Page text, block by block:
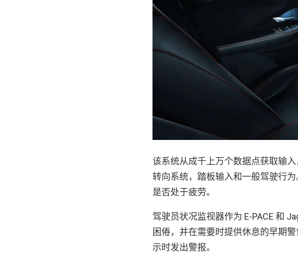
该系统从成千上万个数据点获取输
转向系统，踏板输入和一般驾驶行
是否处于疲劳。
驾驶员状况监视器作为 E-PACE 和
困倦，并在需要时提供休息的早期
示时发出警报。